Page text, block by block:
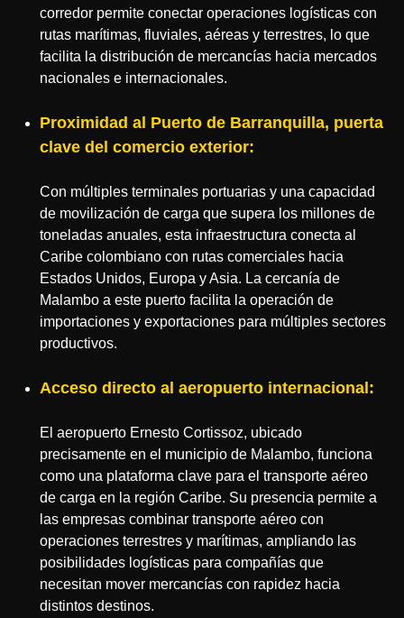
corredor permite conectar operaciones logísticas con
rutas marítimas, fluviales, aéreas y terrestres, lo que
facilita la distribución de mercancías hacia mercados
nacionales e internacionales.
Proximidad al Puerto de Barranquilla, puerta
clave del comercio exterior:
Con múltiples terminales portuarias y una capacidad
de movilización de carga que supera los millones de
toneladas anuales, esta infraestructura conecta al
Caribe colombiano con rutas comerciales hacia
Estados Unidos, Europa y Asia. La cercanía de
Malambo a este puerto facilita la operación de
importaciones y exportaciones para múltiples sectores
productivos.
Acceso directo al aeropuerto internacional:
El aeropuerto Ernesto Cortissoz, ubicado
precisamente en el municipio de Malambo, funciona
como una plataforma clave para el transporte aéreo
de carga en la región Caribe. Su presencia permite a
las empresas combinar transporte aéreo con
operaciones terrestres y marítimas, ampliando las
posibilidades logísticas para compañías que
necesitan mover mercancías con rapidez hacia
distintos destinos.